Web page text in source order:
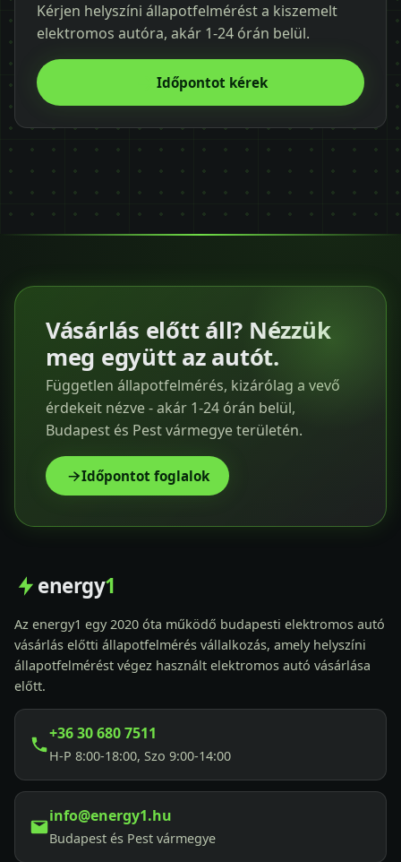
Kérjen helyszíni állapotfelmérést a kiszemelt
elektromos autóra, akár 1-24 órán belül.
Időpontot kérek
Vásárlás előtt áll? Nézzük
meg együtt az autót.
Független állapotfelmérés, kizárólag a vevő
érdekeit nézve - akár 1-24 órán belül,
Budapest és Pest vármegye területén.
Időpontot foglalok
energy1
Az energy1 egy 2020 óta működő budapesti elektromos autó
vásárlás előtti állapotfelmérés vállalkozás, amely helyszíni
állapotfelmérést végez használt elektromos autó vásárlása
előtt.
+36 30 680 7511
H-P 8:00-18:00, Szo 9:00-14:00
info@energy1.hu
Budapest és Pest vármegye